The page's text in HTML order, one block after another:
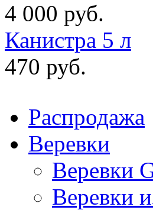
4 000 руб.
Канистра 5 л
470 руб.
Распродажа
Веревки
Веревки
Веревки